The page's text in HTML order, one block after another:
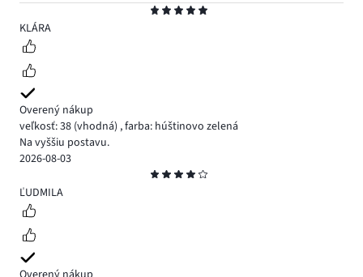
5
KLÁRA
Overený nákup
veľkosť: 38 (vhodná) ,farba: húštinovo zelená
Na vyššiu postavu.
2026-08-03
4
ĽUDMILA